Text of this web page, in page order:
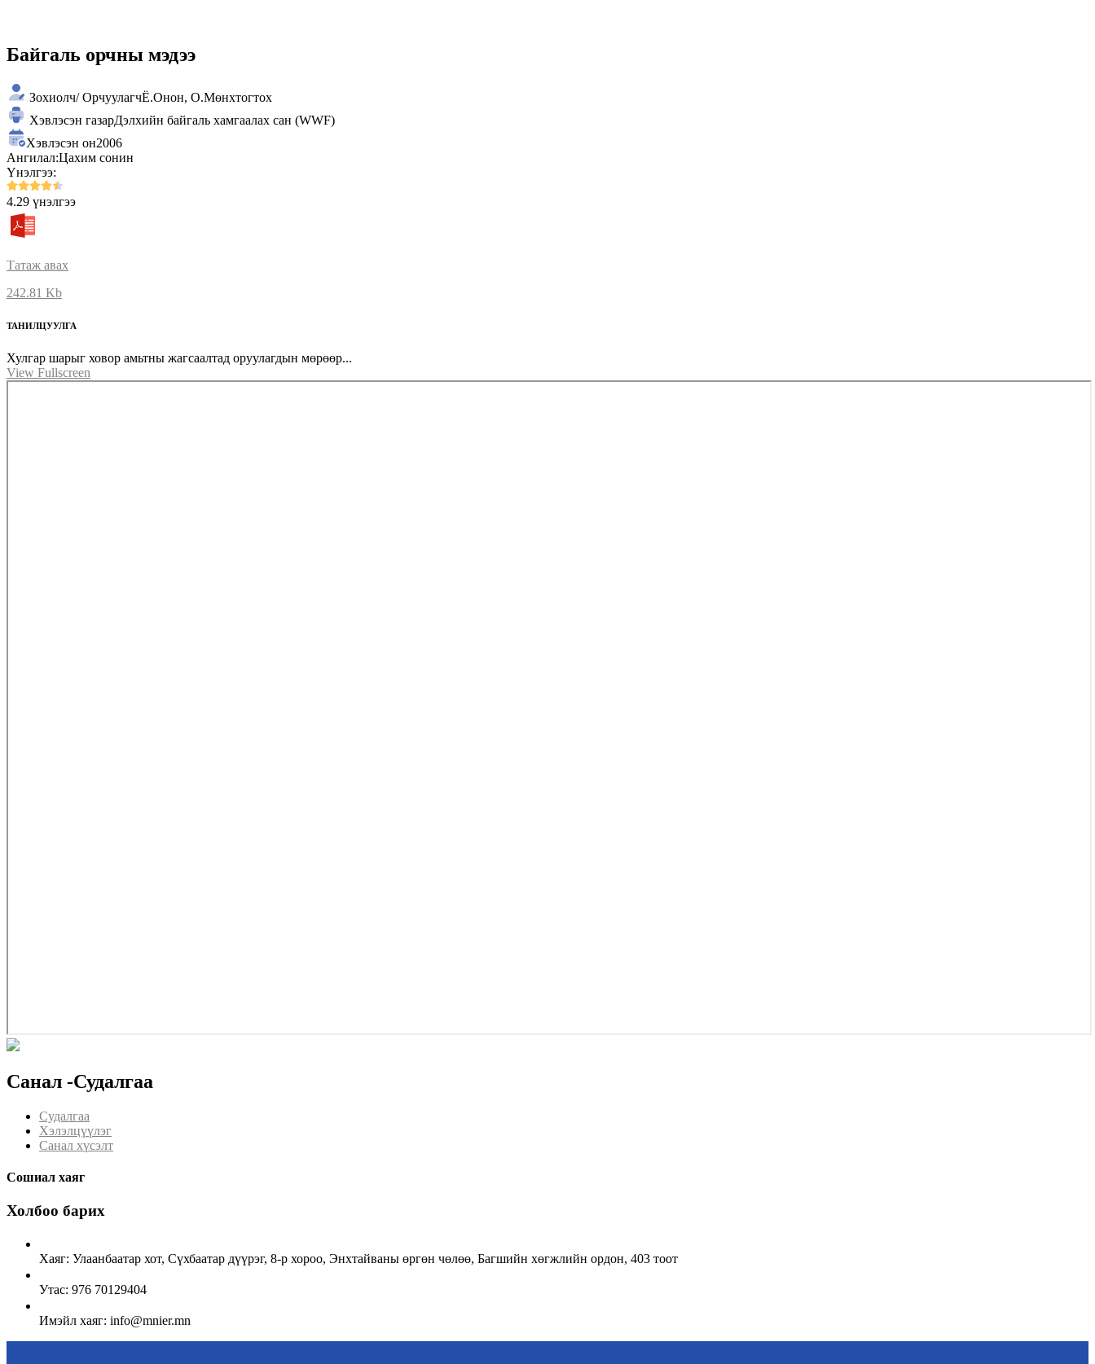
Байгаль орчны мэдээ
Зохиолч/ ОрчуулагчЁ.Онон, О.Мөнхтогтох
Хэвлэсэн газарДэлхийн байгаль хамгаалах сан (WWF)
Хэвлэсэн он2006
Ангилал:Цахим сонин
Үнэлгээ:
4.29 үнэлгээ
Татаж авах
242.81 Kb
ТАНИЛЦУУЛГА
Хулгар шарыг ховор амьтны жагсаалтад оруулагдын мөрөөр...
View Fullscreen
Санал -Судалгаа
Судалгаа
Хэлэлцүүлэг
Санал хүсэлт
Сошиал хаяг
Холбоо барих
Хаяг: Улаанбаатар хот, Сүхбаатар дүүрэг, 8-р хороо, Энхтайваны өргөн чөлөө, Багшийн хөгжлийн ордон, 403 тоот
Утас: 976 70129404
Имэйл хаяг: info@mnier.mn